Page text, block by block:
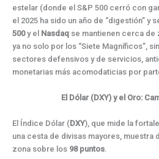
estelar (donde el S&P 500 cerró con
el 2025 ha sido un año de “digestión” y
500y el Nasdaq se mantienen cerca
ya no solo por los “Siete Magníficos”,
sectores defensivos y de servicios,
monetarias más acomodaticias por
El Dólar (DXY) y el Oro:
El Índice Dólar (DXY), que mide la
una cesta de divisas mayores, muestra
zona sobre los 98 puntos